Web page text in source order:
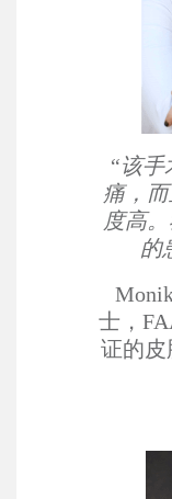
“该
痛，
度高
的
士，
证的皮